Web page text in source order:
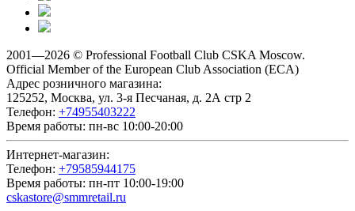
2001—2026 © Professional Football Club CSKA Moscow.
Official Member of the European Club Association (ECA)
Адрес розничного магазина:
125252, Москва, ул. 3-я Песчаная, д. 2А стр 2
Телефон: +74955403222
Время работы: пн-вс 10:00-20:00
Интернет-магазин:
Телефон: +79585944175
Время работы: пн-пт 10:00-19:00
cskastore@smmretail.ru